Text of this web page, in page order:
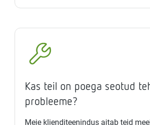
Kas teil on poega seotud
probleeme?
Meie klienditeenindus aitab teid